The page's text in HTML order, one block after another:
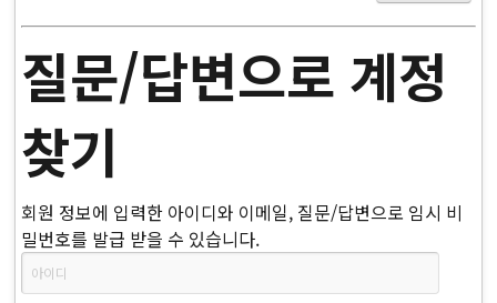
질문/답변으로 계정
찾기
회원 정보에 입력한 아이디와 이메일, 질문/답변으로 임시 비
밀번호를 발급 받을 수 있습니다.